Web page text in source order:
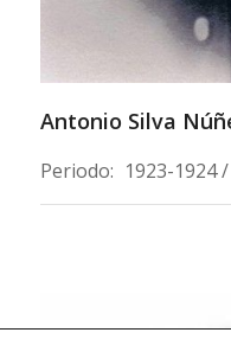
Antonio Silva
Periodo: 1923-1924